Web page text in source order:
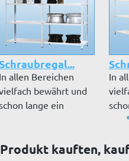
Schraubregal...
In allen Bereichen
bewährt und
schon lange ein
In
kauften,